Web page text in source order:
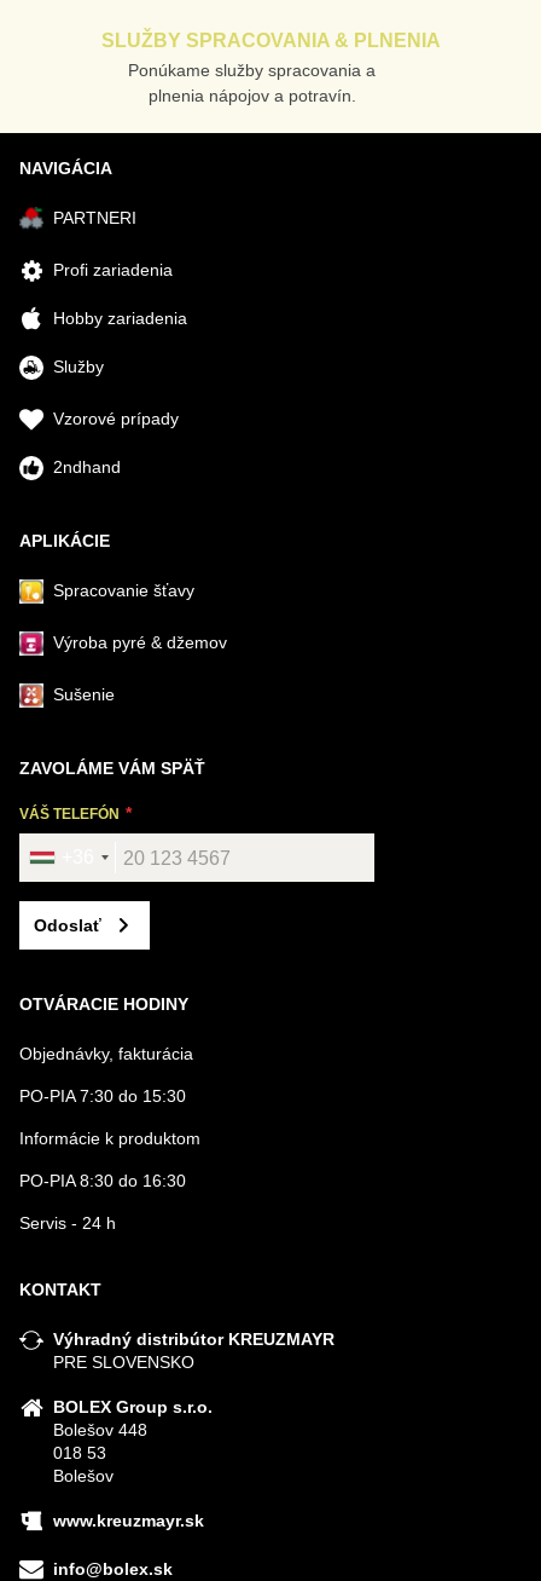
SLUŽBY SPRACOVANIA & PLNENIA
Ponúkame služby spracovania a
plnenia nápojov a potravín.
NAVIGÁCIA
PARTNERI
Profi zariadenia
Hobby zariadenia
Služby
Vzorové prípady
2ndhand
APLIKÁCIE
Spracovanie šťavy
Výroba pyré & džemov
Sušenie
ZAVOLÁME VÁM SPÄŤ
VÁŠ TELEFÓN
Odoslať
OTVÁRACIE HODINY
Objednávky, fakturácia
PO-PIA 7:30 do 15:30
Informácie k produktom
PO-PIA 8:30 do 16:30
Servis - 24 h
KONTAKT
Výhradný distribútor KREUZMAYR
PRE SLOVENSKO
BOLEX Group s.r.o.
Bolešov 448
018 53
Bolešov
www.kreuzmayr.sk
info@bolex.sk